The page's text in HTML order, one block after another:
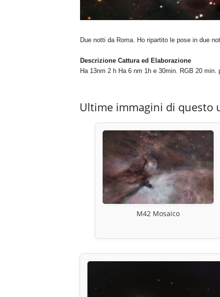
Due notti da Roma. Ho ripartito le pose in due
Descrizione Cattura ed Elaborazione
Ha 13nm 2 h Ha 6 nm 1h e 30min. RGB 20 min.
Ultime immagini di questo
M42 Mosaico